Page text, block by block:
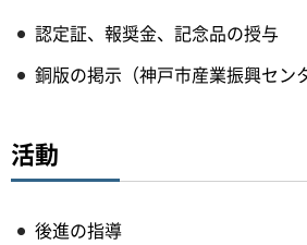
認定証、報奨金、記念品の授与
銅版の掲示（神戸市産業振興セン
活動
後進の指導